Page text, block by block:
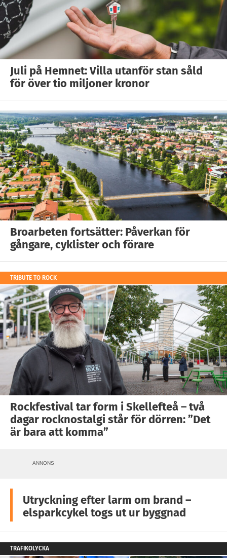
Juli på Hemnet: Villa utanför stan såld
för över tio miljoner kronor
Broarbeten fortsätter: Påverkan för
gångare, cyklister och förare
TRIBUTE TO ROCK
Rockfestival tar form i Skellefteå – två
dagar rocknostalgi står för dörren: ”Det
är bara att komma”
ANNONS
Utryckning efter larm om brand –
elsparkcykel togs ut ur byggnad
TRAFIKOLYCKA